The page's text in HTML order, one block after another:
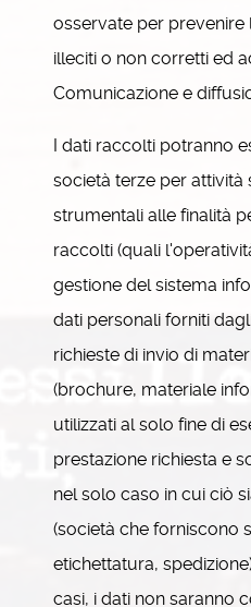
osservate per prevenire
illeciti o non corretti ed
Comunicazione e
I dati raccolti potranno
società terze per
strumentali alle finalità
raccolti (quali
gestione del sistema
dati personali forniti
richieste di invio di
(brochure, materiale
utilizzati al solo fine di
prestazione richiesta e
nel solo caso in cui ciò
(società che forniscono
etichettatura,
casi, i dati non saranno